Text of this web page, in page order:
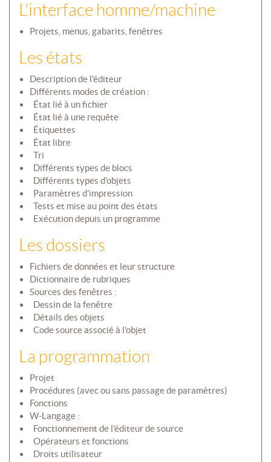
L'interface homme/machine
Projets, menus, gabarits, fenêtres
Les états
Description de l'éditeur
Différents modes de création :
 État lié à un fichier
 État lié à une requête
 Étiquettes
 État libre
 Tri
 Différents types de blocs
 Différents types d'objets
 Paramètres d'impression
 Tests et mise au point des états
 Exécution depuis un programme
Les dossiers
Fichiers de données et leur structure
Dictionnaire de rubriques
Sources des fenêtres :
 Dessin de la fenêtre
 Détails des objets
 Code source associé à l'objet
La programmation
Projet
Procédures (avec ou sans passage de paramètres)
Fonctions
W-Langage :
 Fonctionnement de l'éditeur de source
 Opérateurs et fonctions
 Droits utilisateur